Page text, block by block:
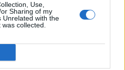
Use,
Sharing of my
Unrelated with the
collected.